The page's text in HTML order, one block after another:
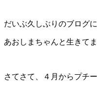
だいぶ久しぶりのブログ
あおしまちゃんと生きて
さてさて、４月からプチ